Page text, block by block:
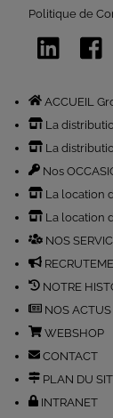
Politique de
LinkedIn
ACCUEIL
La
La
Nos
La location
La location
NOS
NOTRE
NOS ACTUS
WEBSHOP
CONTACT
PLAN DU
INTRANET